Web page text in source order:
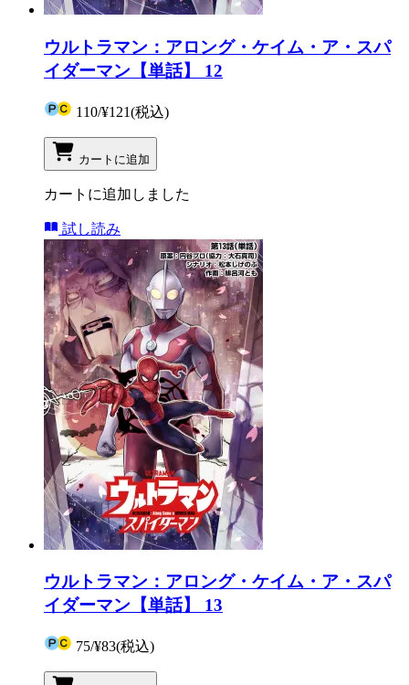
ウルトラマン：アロング・ケイム・ア・スパ
イダーマン【単話】 12
110/¥121(税込)
カートに追加
カートに追加しました
試し読み
ウルトラマン：アロング・ケイム・ア・スパ
イダーマン【単話】 13
75/¥83(税込)